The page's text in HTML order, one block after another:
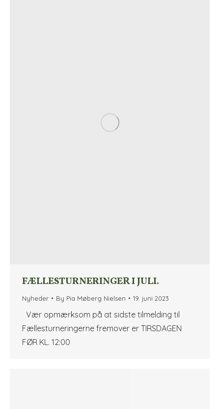
FÆLLESTURNERINGER I JULI.
Nyheder By Pia Møberg Nielsen 19. juni 2023
Vær opmærksom på at sidste tilmelding til
Fællesturneringerne fremover er TIRSDAGEN
FØR KL. 12:00